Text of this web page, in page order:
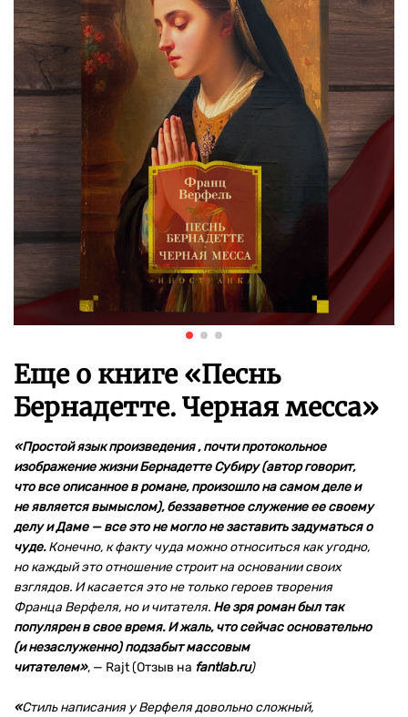
Еще о книге «Песнь
Бернадетте. Черная месса»
«Простой язык произведения , почти протокольное
изображение жизни Бернадетте Субиру (автор говорит,
что все описанное в романе, произошло на самом деле и
не является вымыслом), беззаветное служение ее своему
делу и Даме — все это не могло не заставить задуматься о
чуде.Конечно, к факту чуда можно относиться как угодно,
но каждый это отношение строит на основании своих
взглядов. И касается это не только героев творения
Франца Верфеля, но и читателя. Не зря роман был так
популярен в свое время. И жаль, что сейчас основательно
(и незаслуженно) подзабыт массовым
читателем», — Rajt (Отзыв на fantlab.ru)
«Стиль написания у Верфеля довольно сложный,